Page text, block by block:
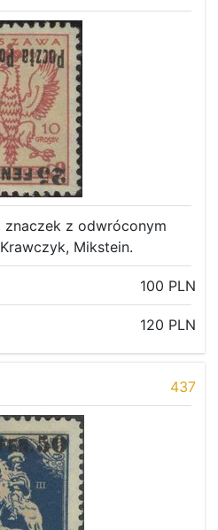
znaczek z odwróconym
Mikstein.
100 PLN
120 PLN
437